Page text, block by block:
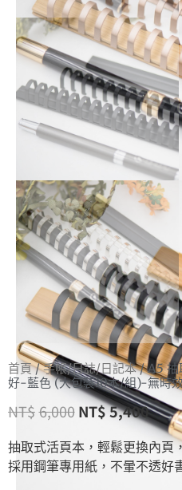
首頁/手帳/日誌/日記本/ A5 抽
好-藍色 (大包裝10本/組)-無時
NT$6,000 NT$5,400
抽取式活頁本，輕鬆更換內頁
採用鋼筆專用紙，不暈不透好